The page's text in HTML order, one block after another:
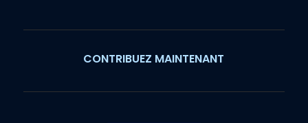
CONTRIBUEZ MAINTENANT